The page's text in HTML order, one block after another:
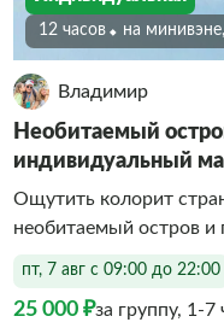
12 часов На
Владимир
Необитаемый
индивидуальный
Ощутить колорит
необитаемый остров и
пт, 7 авг с 09:00 до 22:00
25 000 ₽за группу, 1-7